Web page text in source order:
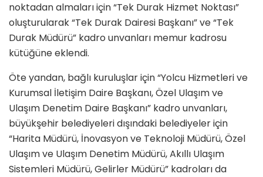
noktadan almaları için “Tek Durak Hizmet Noktası”
oluşturularak “Tek Durak Dairesi Başkanı” ve “Tek
Durak Müdürü” kadro unvanları memur kadrosu
kütüğüne eklendi.
Öte yandan, bağlı kuruluşlar için “Yolcu Hizmetleri ve
Kurumsal İletişim Daire Başkanı, Özel Ulaşım ve
Ulaşım Denetim Daire Başkanı” kadro unvanları,
büyükşehir belediyeleri dışındaki belediyeler için
“Harita Müdürü, İnovasyon ve Teknoloji Müdürü, Özel
Ulaşım ve Ulaşım Denetim Müdürü, Akıllı Ulaşım
Sistemleri Müdürü, Gelirler Müdürü” kadroları da